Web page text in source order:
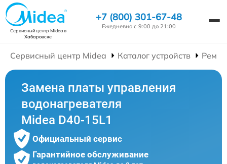
Сервисный центр Mideaв
Хабаровске
+7 (800) 301-67-48
Ежедневно с 9:00 до 21:00
Сервисный центр Midea Каталог устройств
Замена платы управления
водонагревателя
Midea D40-15L1
Официальный сервис
Гарантийное обслуживание